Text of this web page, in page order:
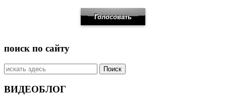
поиск по сайту
Искать:
ВИДЕОБЛОГ